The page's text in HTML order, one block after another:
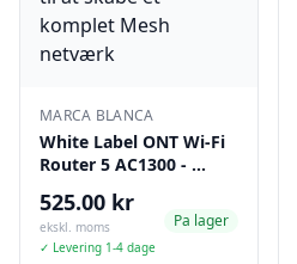
MARCA BLANCA
White Label ONT Wi-Fi
Router 5 AC1300 - …
525.00 kr
ekskl. moms
✓ Levering 1-4 dage
Pa lager